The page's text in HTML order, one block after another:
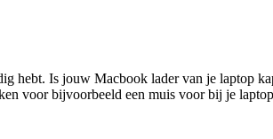
hebt. Is jouw Macbook lader van je laptop
voor bijvoorbeeld een muis voor bij je